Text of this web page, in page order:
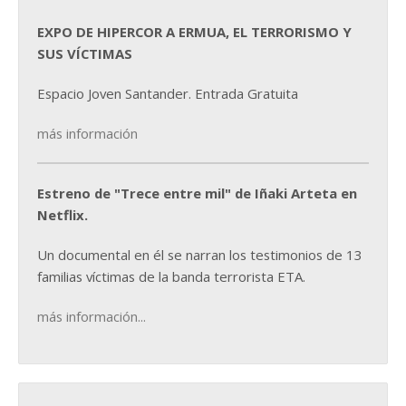
EXPO DE HIPERCOR A ERMUA, EL TERRORISMO Y
SUS VÍCTIMAS
Espacio Joven Santander. Entrada Gratuita
más información
Estreno de "Trece entre mil" de Iñaki Arteta en
Netflix.
Un documental en él se narran los testimonios de 13
familias víctimas de la banda terrorista ETA.
más información...